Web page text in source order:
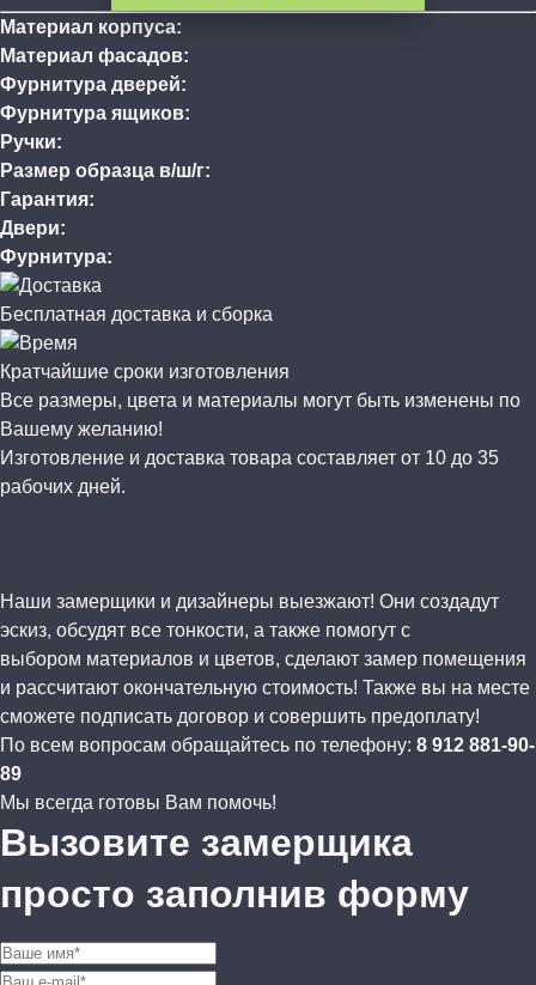
Материал корпуса:
Материал фасадов:
Фурнитура дверей:
Фурнитура ящиков:
Ручки:
Размер образца в/ш/г:
Гарантия:
Двери:
Фурнитура:
Бесплатная доставка и сборка
Кратчайшие сроки изготовления
Все размеры, цвета и материалы могут быть изменены по
Вашему желанию!
Изготовление и доставка товара составляет от 10 до 35
рабочих дней.
Наши замерщики и дизайнеры выезжают! Они создадут
эскиз, обсудят все тонкости, а также помогут с
выбором материалов и цветов, сделают замер помещения
и рассчитают окончательную стоимость! Также вы на месте
сможете подписать договор и совершить предоплату!
По всем вопросам обращайтесь по телефону: 8 912 881-90-
89
Мы всегда готовы Вам помочь!
Вызовите замерщика
просто заполнив форму